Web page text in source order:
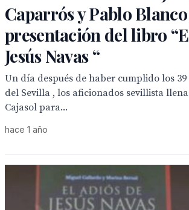
Caparrós y Pablo
presentación del libro
Jesús Navas “
Un día después de haber cumplido los
del Sevilla , los aficionados sevillista
Cajasol para...
hace 1 año